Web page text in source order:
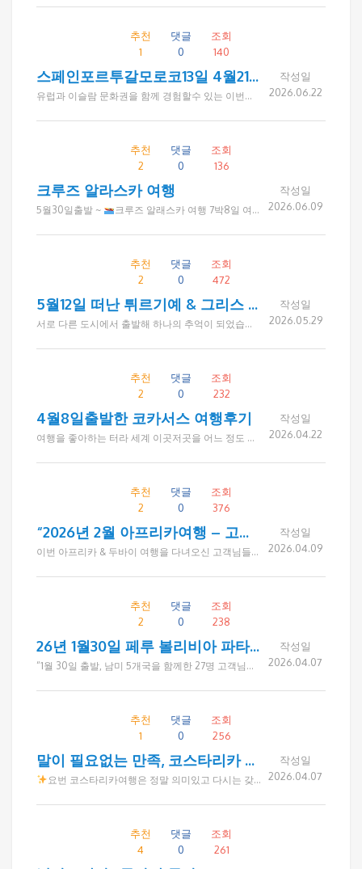
추천
1
댓글
0
조회
140
스페인포르투갈모로코13일 4월21일
유럽과 이슬람 문화권을 함께 경험할수 있는 이번여행은 드림투어로 다녀오신분이 추천해서 다녀오게 되었는데 호텔이 전반적으로 깨끗하고, 식사가 생각보다 훨씬 잘 나와 만족했습니다. 가기전에는 모로코 뭐 볼꺼 있나? 했는데 다녀와서는 모로코가 가장 기억에 남습니다. 장거리 일정이었지만 전반적으로 만족스러웠고 사장님과 가이드님이 세심하게 챙겨주셔서 편안하게 여행했습니다. 추천해주신 분께도 감사드리고, 앞으로 발전하는 여행사가 되시길 바랍니다. 다음 여행은 크로아티아를 가보고 싶습니다. 연락드리겠습니다
작성일
2026.06.22
추천
2
댓글
0
조회
136
크루즈 알라스카 여행
5월30일출발 ~ 크루즈 알래스카 여행 7박8일 여정을 행복하고 즐겁게 다녀왔습니다. 육지로만 다니다가 처음으로 크루즈(로열프린세스)를 탔는데 그곳에는 화려한 많은 프로그램이있었고 다양한 음식들 최선을 다하는 승무원들과 배려심 많은 종시자들 있어서 감사했습니다~ 좋은 날씨와 축복속에 드림투어 인솔자 및 기사님 그리고 함께 여행하신분들의 배려덕분에 더 좋은 여행이었습니다 드림투어 제이미가이드의 설명과 통솔력 축복에 크루즈여행의 묘미를 맘껏 누려 매일 매일이 기적의 날였습니다. 해외여행의 색다른 큰 경험을 해보며 , 드림투어에 감사하고 예약부터 끝까지 성실히 해주신 레이첼씨의 행함에 다른 여행객들에게도 큰 영향력 미칠것 기대하며. 항상 건강하시길
작성일
2026.06.09
추천
2
댓글
0
조회
472
5월12일 떠난 튀르기예 & 그리스 12일간 여행
서로 다른 도시에서 출발해 하나의 추억이 되었습니다 이번 튀르기예 & 그리스 여행에는 LA, 아틀란타, 필라델피아 등 미국 각 지역에서 오신 고객분들이 함께하셨습니다. 처음 만난 분들이었지만 여행이 진행될수록 서로를 배려하고 챙기며, 도움이 필요한 순간에는 먼저 손을 내미는 따뜻한 모습이 인상적이었습니다. 아름다운 풍경과 역사적인 명소도 여행의 소중한 추억이 되었지만, 무엇보다 함께한 좋은 분들 덕분에 더욱 행복하고 의미 있는 시간이 되었습니다. 여행을 마친 후 단체 카톡방에는 "정말 즐거운 여행이었다", "좋은 분들을 만나 행복했다", "다음 여행도 함께하고 싶다"는 감사의 메시지가 이어졌습니다. 드림투어는 좋은 여행 상품을 만드는 것만큼 좋은 분들이 함께하는 여행 문화를 소중하게 생각합니다. 이번 여행을 더욱 특별하게 만들어 주신 모든 고객님들께 진심으로 감사드립니다. 함께여서 더욱 행복했던 튀르기예 & 그리스 여행의 소중한 순간들을 사진으로 소개합니다.
작성일
2026.05.29
추천
2
댓글
0
조회
232
4월8일출발한 코카서스 여행후기
여행을 좋아하는 터라 세계 이곳저곳을 어느 정도 다녀보고 나니, 아직은 좀 낯설기는 하지만 새로운 문화를 접해보고 싶어 코카서스에 대한 기대감으로 예약을 했는데 중동전쟁여파로 취소해야하나 고민이 많았지만 참여하기로 결정하고 떠난 코카서스 여행이었습니다. 드림투어를 통해 많은 여행을 다녔지만 이번 여행 역시 만족도가 높았고 함께한 일행분들이 너~무 좋아서 두배로 즐겁고 행복한 여행이었습니다. 순수하고 숙박함이 가득한 코카서스, 호텔, 음식 뭐하나 부족함이 없던 여행을 준비해주신 드림투어에 감사드립니다.
작성일
2026.04.22
추천
2
댓글
0
조회
376
“2026년 2월 아프리카여행 – 고객 감사 메시지 모음”
이번 아프리카 & 두바이 여행을 다녀오신 고객님들께서 여행 후 카카오톡으로 많은 감사의 메시지를 보내주셨습니다. 연세가 있으신 고객님들이 많아 홈페이지 후기 대신 카톡으로 마음을 전해주셨고, 그 따뜻한 글들을 모아 정리해 소개드립니다. 드림투어를 믿고 함께해주셔서 진심으로 감사드립니다.
작성일
2026.04.09
추천
2
댓글
0
조회
238
26년 1월30일 페루 볼리비아 파타고니아 브라질 아르헨티나
“1월 30일 출발, 남미 5개국을 함께한 27명 고객님들께서 여행 후 카카오톡으로 보내주신 짧지만 진심 어린 감사 인사를 모아 전해드립니다. 쉽지 않은 긴 여정이었지만 ‘행복한 여행이었다’는 한결같은 말씀에 드림투어가 추구하는 여행의 가치를 다시 한번 느낄 수 있었습니다.”
작성일
2026.04.07
추천
1
댓글
0
조회
256
말이 필요없는 만족, 코스타리카 프리미엄 여행
요번 코스타리카여행은 정말 의미있고 다시는 갖지 못할 좋은 시간을 함께하며 즐거웠습니다 다들 건강관리 잘하시고 같이 할수 있는 기회가 되면 또 함께 하며 많이 더 알아가길 바랍니다. 행복했습니다
작성일
2026.04.07
추천
4
댓글
0
조회
261